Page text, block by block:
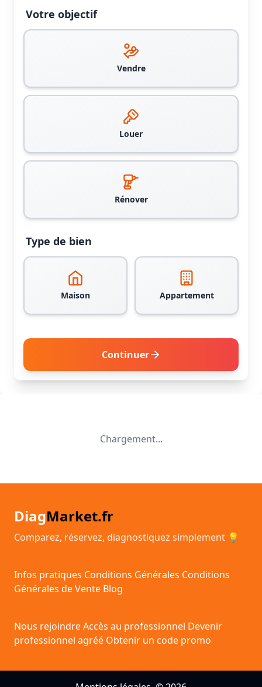
Votre objectif
Vendre
Louer
Rénover
Type de bien
Maison Appartement
Continuer
Chargement...
DiagMarket.fr
Comparez, réservez, diagnostiquez simplement 💡
Infos pratiques Conditions Générales Conditions
Générales de Vente Blog
Nous rejoindreAccès au professionnel Devenir
professionnel agréé Obtenir un code promo